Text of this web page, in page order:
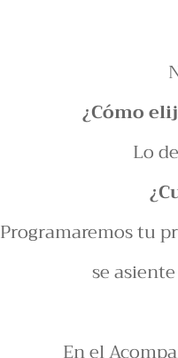
¿Cómo
Lo
Programaremos tu
se